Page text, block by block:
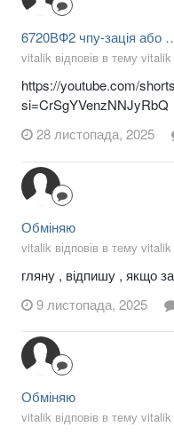
6720ВФ2 чпу-зація або
vitalik відповів в тему vitalik
https://youtube.com/
si=CrSgYVenzNNJyRbQ
28 листопада, 2025
Обміняю
vitalik відповів в тему vitalik
гляну , відпишу , якщо
9 листопада, 2025
Обміняю
vitalik відповів в тему vitalik